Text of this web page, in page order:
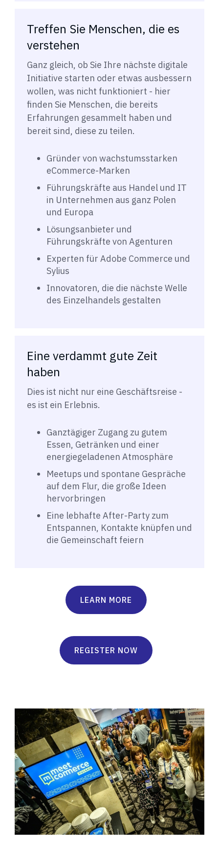
Treffen Sie Menschen, die es
verstehen
Ganz gleich, ob Sie Ihre nächste digitale
Initiative starten oder etwas ausbessern
wollen, was nicht funktioniert - hier
finden Sie Menschen, die bereits
Erfahrungen gesammelt haben und
bereit sind, diese zu teilen.
Gründer von wachstumsstarken
eCommerce-Marken
Führungskräfte aus Handel und IT
in Unternehmen aus ganz Polen
und Europa
Lösungsanbieter und
Führungskräfte von Agenturen
Experten für Adobe Commerce und
Sylius
Innovatoren, die die nächste Welle
des Einzelhandels gestalten
Eine verdammt gute Zeit
haben
Dies ist nicht nur eine Geschäftsreise -
es ist ein Erlebnis.
Ganztägiger Zugang zu gutem
Essen, Getränken und einer
energiegeladenen Atmosphäre
Meetups und spontane Gespräche
auf dem Flur, die große Ideen
hervorbringen
Eine lebhafte After-Party zum
Entspannen, Kontakte knüpfen und
die Gemeinschaft feiern
LEARN MORE
REGISTER NOW